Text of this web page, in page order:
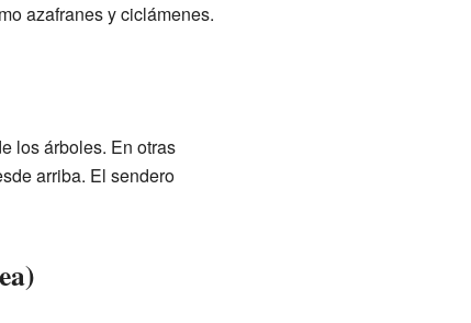
azafranes y ciclámenes.
los árboles. En otras
arriba. El sendero